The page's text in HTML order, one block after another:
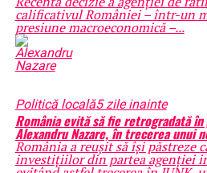
calificativul României – într-un
presiune macroeconomică –...
Politică locală5 zile inainte
România evită să fie retrogradată în
Alexandru Nazare, în trecerea unui
România a reușit să își păstreze
investițiilor din partea agenției